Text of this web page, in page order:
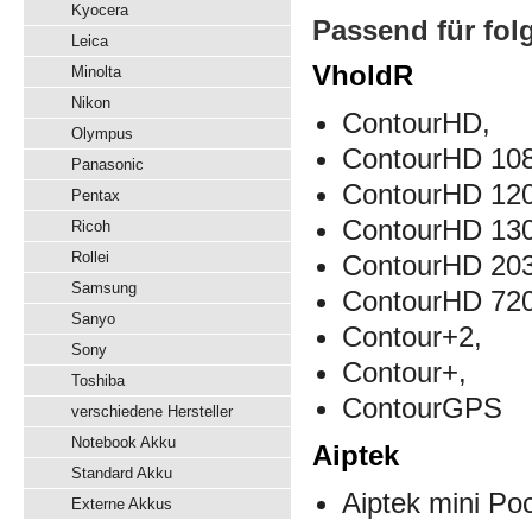
Kyocera
Leica
Minolta
Nikon
Olympus
Panasonic
Pentax
Ricoh
Rollei
Samsung
Sanyo
Sony
Toshiba
verschiedene Hersteller
Notebook Akku
Standard Akku
Externe Akkus
Passend für
VholdR
ContourHD,
ContourHD
ContourHD
ContourHD
ContourHD
ContourHD
Contour+2,
Contour+,
ContourGPS
Aiptek
Aiptek mini